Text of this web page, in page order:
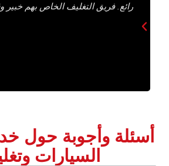
رائع.‏ ‏فريق التغليف الخاص بهم خبير
‏أسئلة وأجوبة حول
السيارات